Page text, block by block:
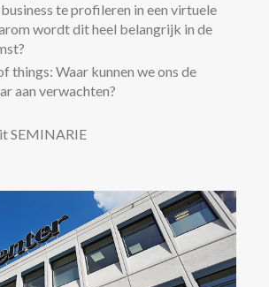
te profileren in een virtuele
wordt dit heel belangrijk in de
things: Waar kunnen we ons de
aan verwachten?
SEMINARIE